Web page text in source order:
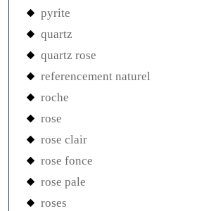
pyrite
quartz
quartz rose
referencement naturel
roche
rose
rose clair
rose fonce
rose pale
roses